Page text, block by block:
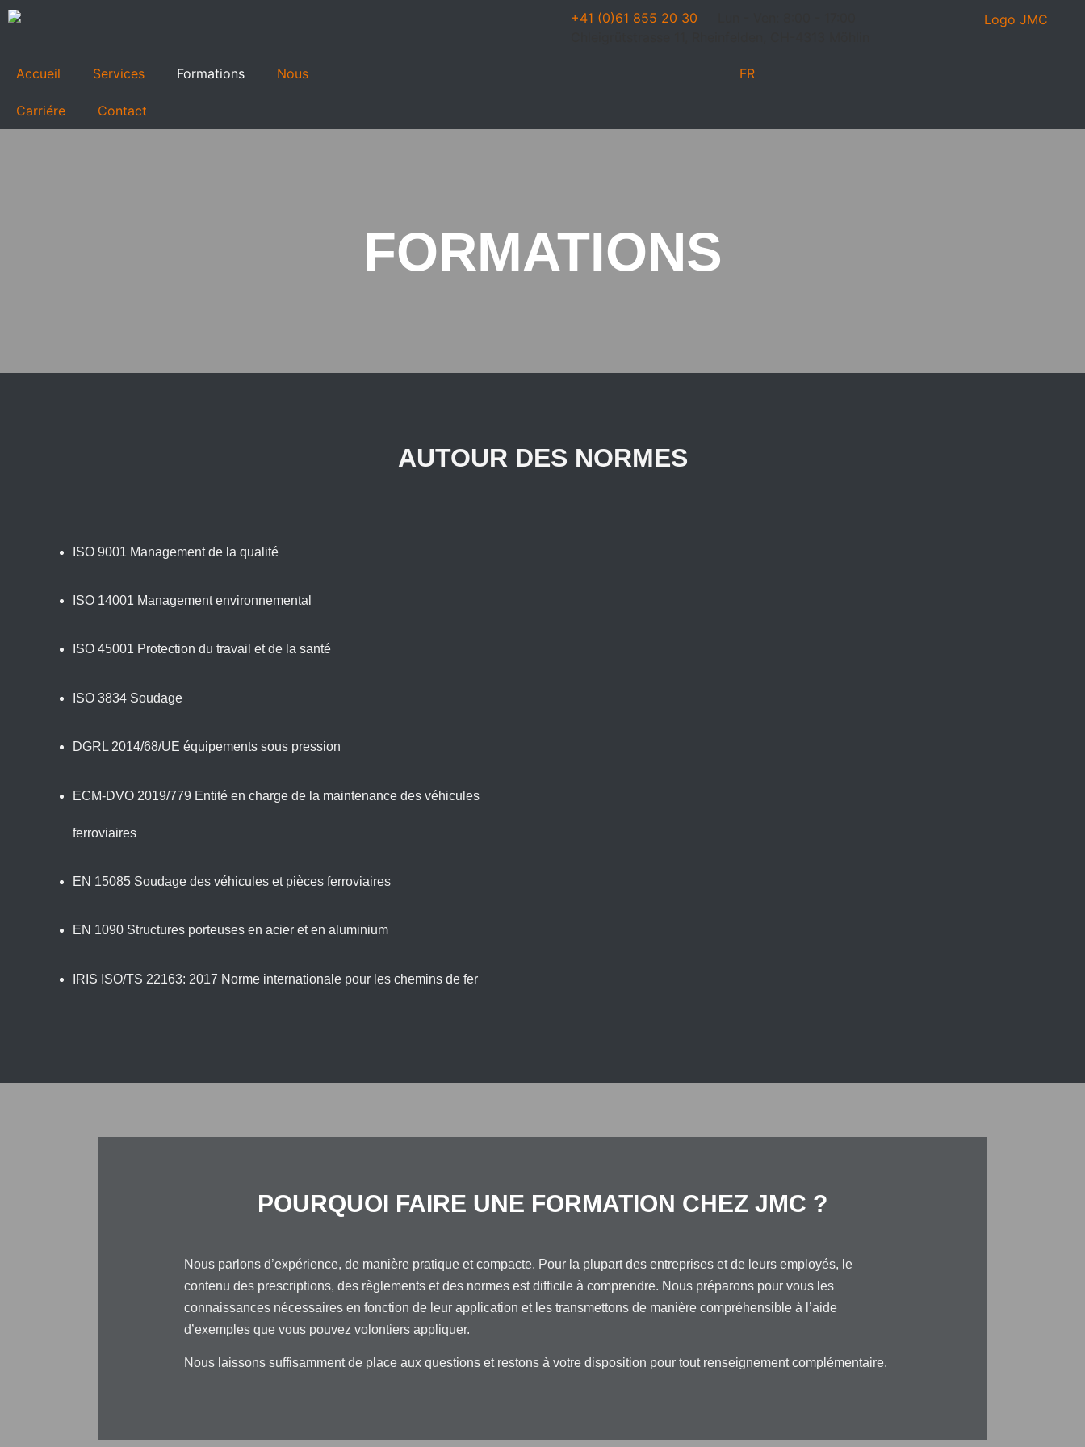
+41 (0)61 855 20 30
Accueil Services Formations Nous
Carriére Contact
FR
FORMATIONS
AUTOUR DES NORMES
ISO 9001 Management de la qualité
ISO 14001 Management environnemental
ISO 45001 Protection du travail et de la santé
ISO 3834 Soudage
DGRL 2014/68/UE équipements sous pression
ECM-DVO 2019/779 Entité en charge de la maintenance des véhicules
ferroviaires
EN 15085 Soudage des véhicules et pièces ferroviaires
EN 1090 Structures porteuses en acier et en aluminium
IRIS ISO/TS 22163: 2017 Norme internationale pour les chemins de fer
POURQUOI FAIRE UNE FORMATION CHEZ JMC ?
Nous parlons d’expérience, de manière pratique et compacte. Pour la plupart des entreprises et de leurs employés, le
contenu des prescriptions, des règlements et des normes est difficile à comprendre. Nous préparons pour vous les
connaissances nécessaires en fonction de leur application et les transmettons de manière compréhensible à l’aide
d’exemples que vous pouvez volontiers appliquer.
Nous laissons suffisamment de place aux questions et restons à votre disposition pour tout renseignement complémentaire.